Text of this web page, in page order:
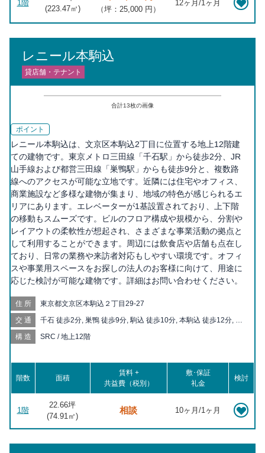
1階
(223.47㎡) （坪：25,000 円）
12ヶ月/1ヶ月
レニール本駒込
貸店舗・テナント
合計13枚の画像
ポイント
レニール本駒込は、文京区本駒込2丁目に位置する地上12階建
ての建物です。東京メトロ三田線「千石駅」から徒歩2分、JR
山手線および都営三田線「巣鴨駅」からも徒歩9分と、複数路
線へのアクセスが可能な立地です。近隣には住宅やオフィス、
商業施設など多様な建物が集まり、地域の特色が感じられるエ
リアにあります。エレベーターが1基設置されており、上下階
の移動もスムーズです。ビルのフロア構成や規模から、分割や
レイアウトの柔軟性が想起され、さまざまな事業活動の拠点と
して利用することができます。周辺には飲食店や店舗も点在し
ており、日常の業務や来訪者対応もしやすい環境です。オフィ
スや事業用スペースをお探しの法人のお客様に向けて、用途に
応じた検討が可能な建物です。詳細はお問い合わせください。
住所 東京都文京区本駒込２丁目29-27
交通
千石 徒歩2分, 巣鴨 徒歩9分, 駒込 徒歩10分, 本駒込 徒歩12分, 白
分, 茗荷谷 徒歩18分
構造 SRC / 地上12階
階数 面積
賃料 +
共益費（税別）
敷･保証
礼金
検討
1階
22.66坪
(74.91㎡)
相談 10ヶ月/1ヶ月